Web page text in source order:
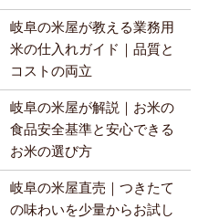
岐阜の米屋が教える業務用
米の仕入れガイド｜品質と
コストの両立
岐阜の米屋が解説｜お米の
食品安全基準と安心できる
お米の選び方
岐阜の米屋直売｜つきたて
の味わいを少量からお試し